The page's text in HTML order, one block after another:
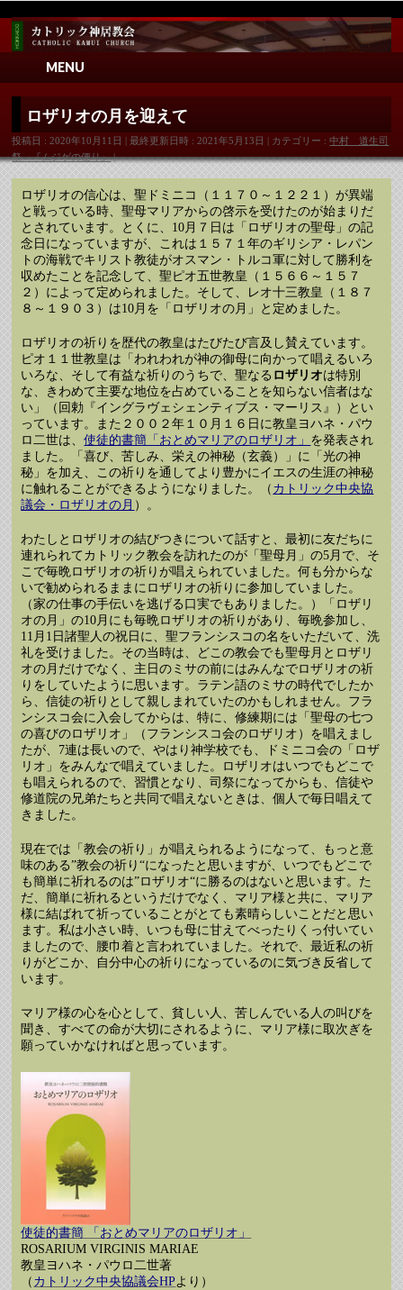
MENU
ロザリオの月を迎えて
投稿日 : 2020年10月11日 最終更新日時 : 2021年5月13日 カテゴリー :中村 道生司
祭 『ムジゲの便り』
ロザリオの信心は、聖ドミニコ（１１７０～１２２１）が異端
と戦っている時、聖母マリアからの啓示を受けたのが始まりだ
とされています。とくに、10月７日は「ロザリオの聖母」の記
念日になっていますが、これは１５７１年のギリシア・レパン
トの海戦でキリスト教徒がオスマン・トルコ軍に対して勝利を
収めたことを記念して、聖ピオ五世教皇（１５６６～１５７
２）によって定められました。そして、レオ十三教皇（１８７
８～１９０３）は10月を「ロザリオの月」と定めました。
ロザリオの祈りを歴代の教皇はたびたび言及し賛えています。
ピオ１１世教皇は「われわれが神の御母に向かって唱えるいろ
いろな、そして有益な祈りのうちで、聖なる ロザリオは特別
な、きわめて主要な地位を占めていることを知らない信者はな
い」（回勅『イングラヴェシェンティブス・マーリス』）とい
っています。また２００２年１０月１６日に教皇ヨハネ・パウ
ロ二世は、使徒的書簡「おとめマリアのロザリオ」 を発表され
ました。「喜び、苦しみ、栄えの神秘（玄義）」に「光の神
秘」を加え、この祈りを通してより豊かにイエスの生涯の神秘
に触れることができるようになりました。（ カトリック中央協
議会・ロザリオの月 ）。
わたしとロザリオの結びつきについて話すと、最初に友だちに
連れられてカトリック教会を訪れたのが「聖母月」の5月で、そ
こで毎晩ロザリオの祈りが唱えられていました。何も分からな
いで勧められるままにロザリオの祈りに参加していました。
（家の仕事の手伝いを逃げる口実でもありました。）「ロザリ
オの月」の10月にも毎晩ロザリオの祈りがあり、毎晩参加し、
11月1日諸聖人の祝日に、聖フランシスコの名をいただいて、洗
礼を受けました。その当時は、どこの教会でも聖母月とロザリ
オの月だけでなく、主日のミサの前にはみんなでロザリオの祈
りをしていたように思います。ラテン語のミサの時代でしたか
ら、信徒の祈りとして親しまれていたのかもしれません。フラ
ンシスコ会に入会してからは、特に、修練期には「聖母の七つ
の喜びのロザリオ」（フランシスコ会のロザリオ）を唱えまし
たが、7連は長いので、やはり神学校でも、ドミニコ会の「ロザ
リオ」をみんなで唱えていました。ロザリオはいつでもどこで
も唱えられるので、習慣となり、司祭になってからも、信徒や
修道院の兄弟たちと共同で唱えないときは、個人で毎日唱えて
きました。
現在では「教会の祈り」が唱えられるようになって、もっと意
味のある”教会の祈り“になったと思いますが、いつでもどこで
も簡単に祈れるのは”ロザリオ“に勝るのはないと思います。た
だ、簡単に祈れるというだけでなく、マリア様と共に、マリア
様に結ばれて祈っていることがとても素晴らしいことだと思い
ます。私は小さい時、いつも母に甘えてべったりくっ付いてい
ましたので、腰巾着と言われていました。それで、最近私の祈
りがどこか、自分中心の祈りになっているのに気づき反省して
います。
マリア様の心を心として、貧しい人、苦しんでいる人の叫びを
聞き、すべての命が大切にされるように、マリア様に取次ぎを
願っていかなければと思っています。
使徒的書簡 「おとめマリアのロザリオ」
ROSARIUM VIRGINIS MARIAE
教皇ヨハネ・パウロ二世著
（ カトリック中央協議会HPより）